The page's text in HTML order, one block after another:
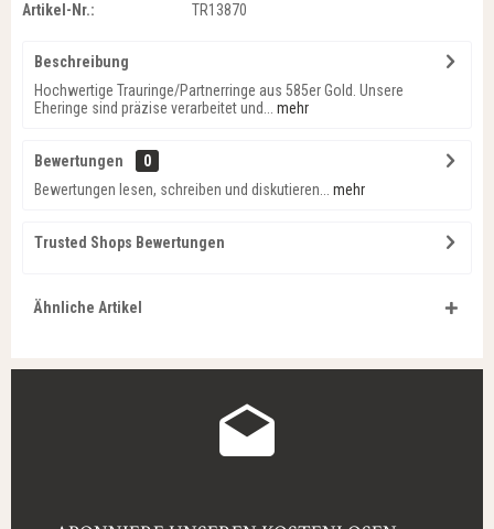
Artikel-Nr.: TR13870
Beschreibung
Hochwertige Trauringe/Partnerringe aus 585er Gold. Unsere
Eheringe sind präzise verarbeitet und...
mehr
Bewertungen
0
Bewertungen lesen, schreiben und diskutieren...
mehr
Trusted Shops Bewertungen
Ähnliche Artikel